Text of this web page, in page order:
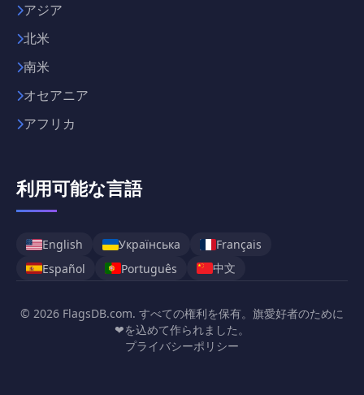
アジア
北米
南米
オセアニア
アフリカ
利用可能な言語
English Українська
Français
Español
Português 中文
© 2026 FlagsDB.com. すべての権利を保有。旗愛好者のために
❤を込めて作られました。
プライバシーポリシー